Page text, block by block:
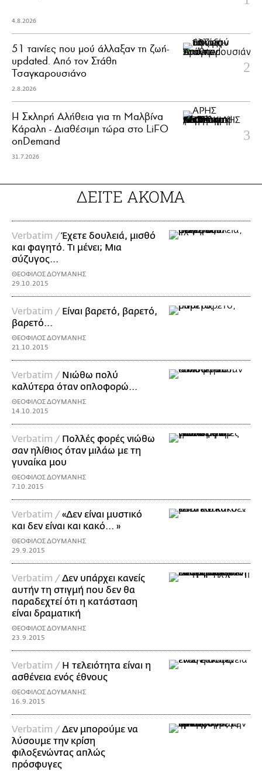
4.8.2026
51 ταινίες που μού άλλαξαν τη ζωή-
updated. Aπό τον Στάθη
Τσαγκαρουσιάνο
2.8.2026
Η Σκληρή Αλήθεια για τη Μαλβίνα
Κάραλη - Διαθέσιμη τώρα στo LiFO
onDemand
31.7.2026
ΔΕΙΤΕ ΑΚΟΜΑ
Verbatim /Έχετε δουλειά, μισθό
και φαγητό. Τι μένει; Μια
σύζυγος...
ΘΕΟΦΙΛΟΣ ΔΟΥΜΑΝΗΣ
29.10.2015
Verbatim / Είναι βαρετό, βαρετό,
βαρετό...
ΘΕΟΦΙΛΟΣ ΔΟΥΜΑΝΗΣ
21.10.2015
Verbatim / Νιώθω πολύ
καλύτερα όταν οπλοφορώ...
ΘΕΟΦΙΛΟΣ ΔΟΥΜΑΝΗΣ
14.10.2015
Verbatim / Πολλές φορές νιώθω
σαν ηλίθιος όταν μιλάω με τη
γυναίκα μου
ΘΕΟΦΙΛΟΣ ΔΟΥΜΑΝΗΣ
7.10.2015
Verbatim /«Δεν είναι μυστικό
και δεν είναι και κακό... »
ΘΕΟΦΙΛΟΣ ΔΟΥΜΑΝΗΣ
29.9.2015
Verbatim /Δεν υπάρχει κανείς
αυτήν τη στιγμή που δεν θα
παραδεχτεί ότι η κατάσταση
είναι δραματική
ΘΕΟΦΙΛΟΣ ΔΟΥΜΑΝΗΣ
23.9.2015
Verbatim / Η τελειότητα είναι η
ασθένεια ενός έθνους
ΘΕΟΦΙΛΟΣ ΔΟΥΜΑΝΗΣ
16.9.2015
Verbatim /Δεν μπορούμε να
λύσουμε την κρίση
φιλοξενώντας απλώς
πρόσφυγες